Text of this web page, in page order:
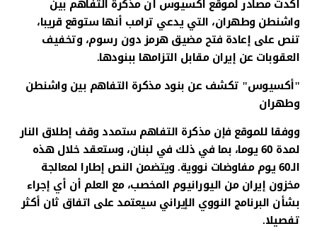
أكدت مصادر لموقع أكسيوس أن مذكرة التفاهم بين
واشنطن وطهران، التي يدعي ترامب أنها ستوقع قريبا،
تنص على إعادة فتح مضيق هرمز دون رسوم، وتخفيف
العقوبات عن إيران مقابل التزامها ببنودها.
"أكسيوس" تكشف عن بنود مذكرة التفاهم بين واشنطن
وطهران
ووفقا للموقع فإن مذكرة التفاهم ستمدد وقف إطلاق النار
لمدة 60 يوما، بما في ذلك في لبنان، وستعقد خلال هذه
الـ60 يوم مفاوضات نووية. ويتضمن النص إطارا لمعالجة
مخزون إيران من اليورانيوم المخصب، مع العلم أن أي إجراء
بشأن البرنامج النووي الإيراني سيعتمد على اتفاق ثان أكثر
تفصيلا.